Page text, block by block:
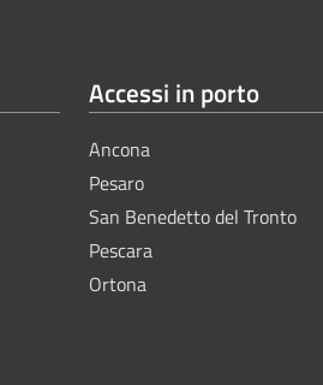
Accessi in porto
Ancona
Pesaro
San Benedetto del Tronto
Pescara
Ortona